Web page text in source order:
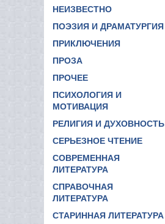
НЕИЗВЕСТНО
ПОЭЗИЯ И ДРАМАТУРГИЯ
ПРИКЛЮЧЕНИЯ
ПРОЗА
ПРОЧЕЕ
ПСИХОЛОГИЯ И
МОТИВАЦИЯ
РЕЛИГИЯ И ДУХОВНОСТЬ
СЕРЬЕЗНОЕ ЧТЕНИЕ
СОВРЕМЕННАЯ
ЛИТЕРАТУРА
СПРАВОЧНАЯ
ЛИТЕРАТУРА
СТАРИННАЯ ЛИТЕРАТУРА